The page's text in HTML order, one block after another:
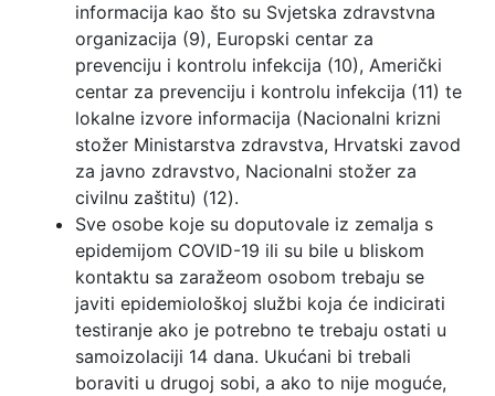
informacija kao što su Svjetska zdravstvna
organizacija (9), Europski centar za
prevenciju i kontrolu infekcija (10), Američki
centar za prevenciju i kontrolu infekcija (11) te
lokalne izvore informacija (Nacionalni krizni
stožer Ministarstva zdravstva, Hrvatski zavod
za javno zdravstvo, Nacionalni stožer za
civilnu zaštitu) (12).
Sve osobe koje su doputovale iz zemalja s
epidemijom COVID-19 ili su bile u bliskom
kontaktu sa zaražeom osobom trebaju se
javiti epidemiološkoj službi koja će indicirati
testiranje ako je potrebno te trebaju ostati u
samoizolaciji 14 dana. Ukućani bi trebali
boraviti u drugoj sobi, a ako to nije moguće,